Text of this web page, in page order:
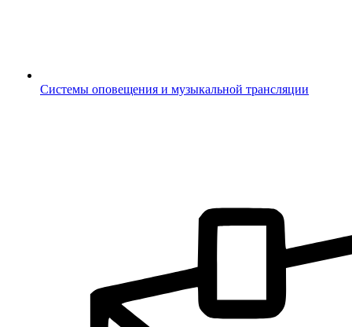
Системы оповещения и музыкальной трансляции